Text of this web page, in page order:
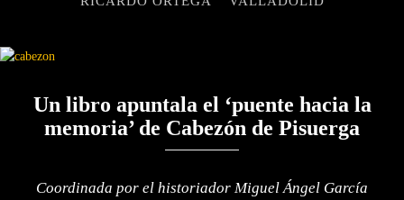
Un libro apuntala el ‘puente hacia la
memoria’ de Cabezón de Pisuerga
Coordinada por el historiador Miguel Ángel García